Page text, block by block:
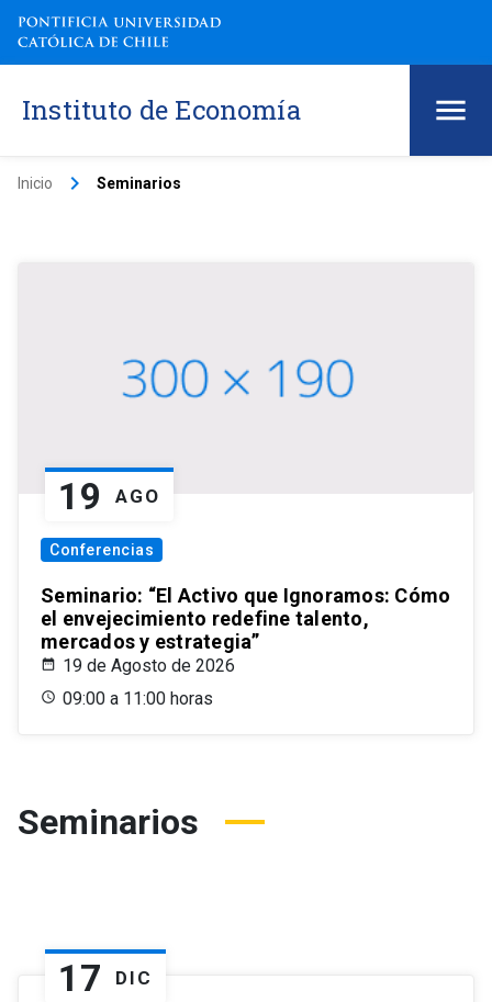
Instituto de Economía
Inicio keyboard_arrow_right Seminarios
19 AGO
Conferencias
Seminario: “El Activo que Ignoramos: Cómo
el envejecimiento redefine talento,
mercados y estrategia”
19 de Agosto de 2026
09:00 a 11:00 horas
Seminarios
17 DIC